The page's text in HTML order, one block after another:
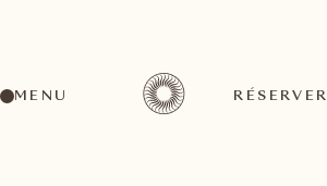
MENU RÉSERVER